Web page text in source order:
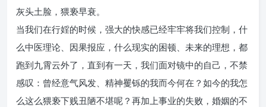
灰头土脸，猥亵早衰。
当我们在行婬的时候，强大的快感已经牢牢将我们控制，什
么中医理论、因果报应，什么现实的困顿、未来的理想，都
跑到九霄云外了，直到有一天，我们面对镜中的自己，不禁
感叹：曾经意气风发、精神矍铄的我而今何在？如今的我怎
么这么猥亵下贱丑陋不堪呢？再加上事业的失败，婚姻的不